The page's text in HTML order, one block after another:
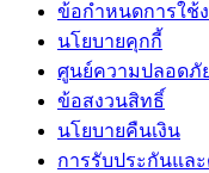
ข้อกำหนดการใช้
นโยบายคุกกี้
ศูนย์ความปลอดภั
ข้อสงวนสิทธิ์
นโยบายคืนเงิน
การรับประกันแล